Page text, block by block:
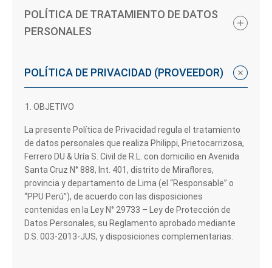
POLÍTICA DE TRATAMIENTO DE DATOS
PERSONALES
POLÍTICA DE PRIVACIDAD (PROVEEDOR)
OBJETIVO
La presente Política de Privacidad regula el tratamiento
de datos personales que realiza Philippi, Prietocarrizosa,
Ferrero DU & Uría S. Civil de R.L. con domicilio en Avenida
Santa Cruz N° 888, Int. 401, distrito de Miraflores,
provincia y departamento de Lima (el “Responsable” o
“PPU Perú”), de acuerdo con las disposiciones
contenidas en la Ley N° 29733 – Ley de Protección de
Datos Personales, su Reglamento aprobado mediante
D.S. 003-2013-JUS, y disposiciones complementarias.